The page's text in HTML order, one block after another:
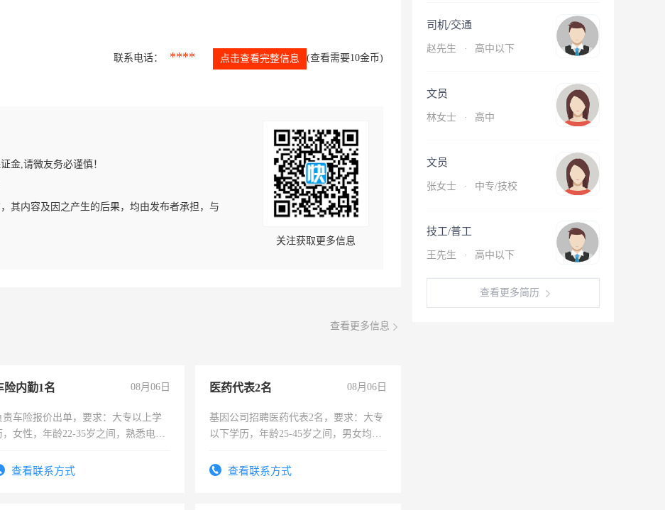
联系电话： **** 点击查看完整信息 (查看需要10金币)
金,请微友务必谨慎！
其内容及因之产生的后果，均由发布者承担，与
关注获取更多信息
查看更多信息
险内勤1名 08月06日
责车险报价出单，要求：大专以上学
，女性，年龄22-35岁之间，熟悉电脑
用期1-3个月，转正后交纳五险，
查看联系方式
医药代表2名 08月06日
基因公司招聘医药代表2名，要求：大专
以下学历，年龄25-45岁之间，男女均
表或者有医学资质的优先，底薪+绩效，
查看联系方式
司机/交通
赵先生 · 高中以下
文员
林女士 · 高中
文员
张女士 · 中专/技校
技工/普工
王先生 · 高中以下
查看更多简历